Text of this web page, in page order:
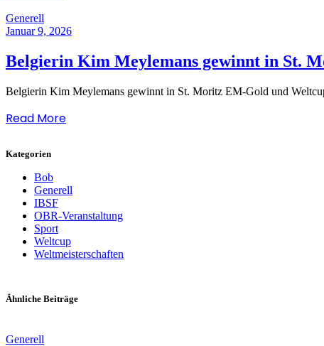
Generell
Januar 9, 2026
Belgierin Kim Meylemans gewinnt in St.
Belgierin Kim Meylemans gewinnt in St. Moritz EM-Gold und
Read More
Kategorien
Bob
Generell
IBSF
OBR-Veranstaltung
Sport
Weltcup
Weltmeisterschaften
Ähnliche Beiträge
Generell